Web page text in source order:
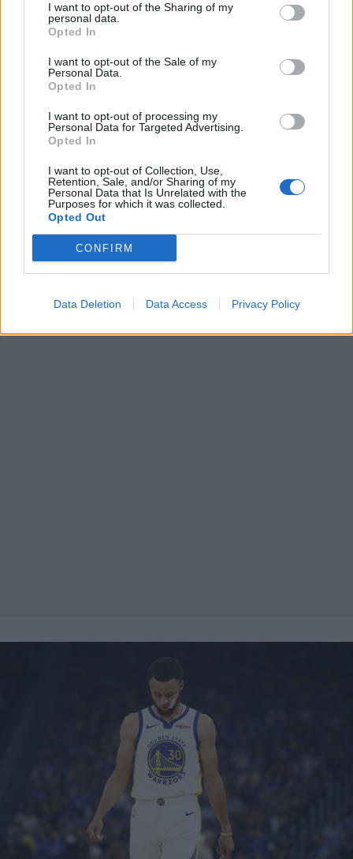
I want to opt-out of the Sharing of my
personal data.
Opted In
I want to opt-out of the Sale of my
Personal Data.
Opted In
I want to opt-out of processing my
Personal Data for Targeted Advertising.
Opted In
I want to opt-out of Collection, Use,
Retention, Sale, and/or Sharing of my
Personal Data that Is Unrelated with the
Purposes for which it was collected.
Opted Out
CONFIRM
Data Deletion Data Access Privacy Policy
Photo 3/4
(video+photos)